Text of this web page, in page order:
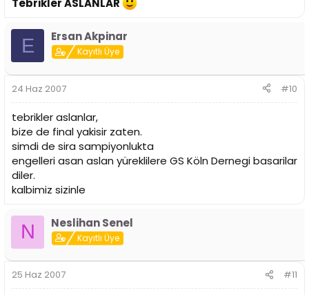
Tebrikler ASLANLAR
E Ersan Akpinar
Kayıtlı Üye
24 Haz 2007 #10
tebrikler aslanlar,
bize de final yakisir zaten.
simdi de sira sampiyonlukta
engelleri asan aslan yüreklilere GS Köln Dernegi basarilar
diler.
kalbimiz sizinle
N Neslihan Senel
Kayıtlı Üye
25 Haz 2007 #11